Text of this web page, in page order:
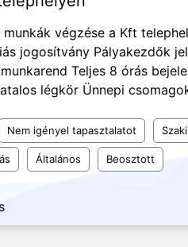
végzése a Kft
jogosítvány Pályakezdők
Teljes 8 órás
légkör Ünnepi
Nem igényel tapasztalatot
Általános Beosztott